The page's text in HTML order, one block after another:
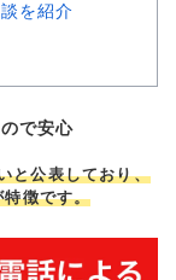
いを紹介
で安心
と公表しており、
徴です。